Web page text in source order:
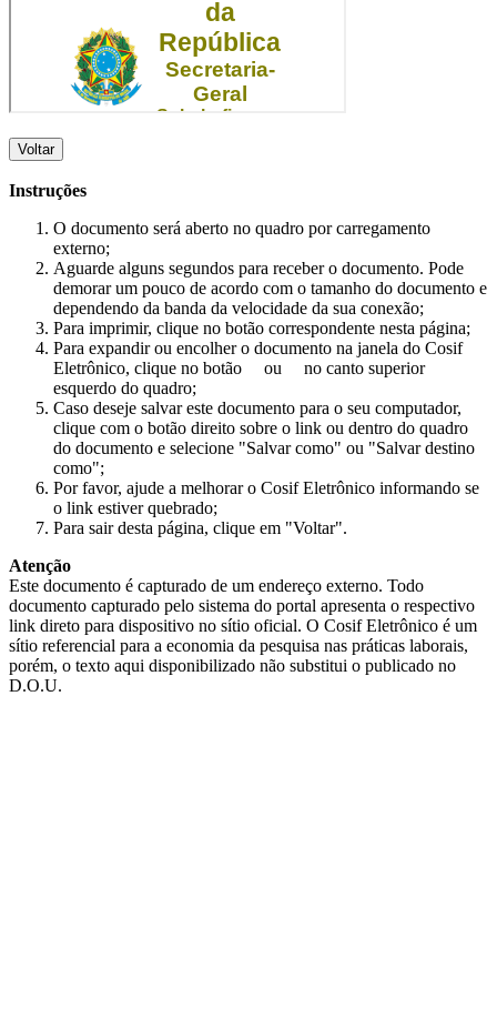
Voltar
Instruções
O documento será aberto no quadro por carregamento
externo;
Aguarde alguns segundos para receber o documento. Pode
demorar um pouco de acordo com o tamanho do documento e
dependendo da banda da velocidade da sua conexão;
Para imprimir, clique no botão correspondente nesta página;
Para expandir ou encolher o documento na janela do Cosif
Eletrônico, clique no botão
ou
no canto superior
esquerdo do quadro;
Caso deseje salvar este documento para o seu computador,
clique com o botão direito sobre o link ou dentro do quadro
do documento e selecione "Salvar como" ou "Salvar destino
como";
Por favor, ajude a melhorar o Cosif Eletrônico informando se
o link estiver quebrado;
Para sair desta página, clique em "Voltar".
Atenção
Este documento é capturado de um endereço externo. Todo
documento capturado pelo sistema do portal apresenta o respectivo
link direto para dispositivo no sítio oficial. O Cosif Eletrônico é um
sítio referencial para a economia da pesquisa nas práticas laborais,
porém, o texto aqui disponibilizado não substitui o publicado no
D.O.U.